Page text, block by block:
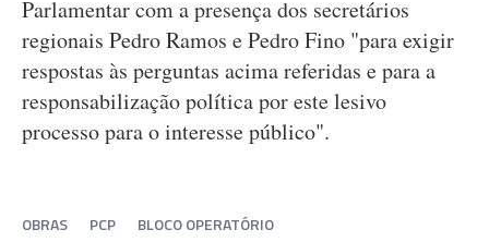
Parlamentar com a presença dos secretários
regionais Pedro Ramos e Pedro Fino "para exigir
respostas às perguntas acima referidas e para a
responsabilização política por este lesivo
processo para o interesse público".
OBRAS PCP BLOCO OPERATÓRIO